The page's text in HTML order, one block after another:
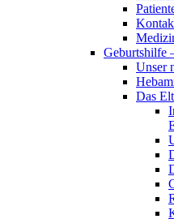
Geburtshilfe
Unser
Das